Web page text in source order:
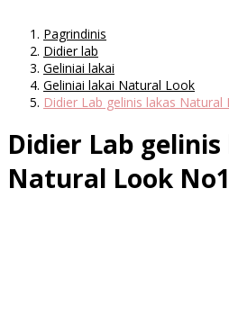
Pagrindinis
Didier lab
Geliniai lakai
Geliniai lakai Natural Look
Didier Lab gelinis lakas
Didier Lab gelinis
Natural Look